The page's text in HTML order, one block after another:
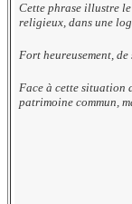
Cette phrase illustre
religieux, dans une
Fort heureusement,
Face à cette situation
patrimoine commun,